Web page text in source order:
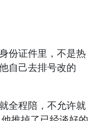
份证件里，不是热
自己去排号改的
全程陪，不允许就